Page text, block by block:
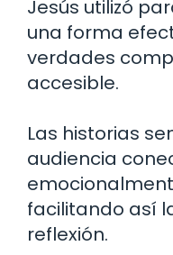
Jesús utilizó
una forma
verdades
accesible.
Las historias
audiencia
facilitando así
reflexión.